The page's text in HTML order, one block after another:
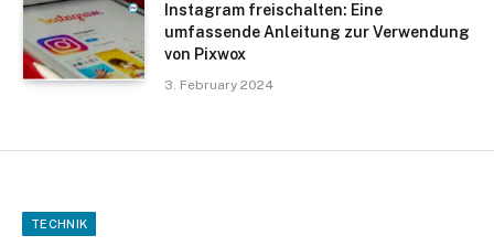
Instagram freischalten: Eine
umfassende Anleitung zur Verwendung
von Pixwox
3. February 2024
TECHNIK